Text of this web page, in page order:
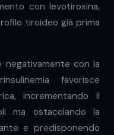
con levotiroxina,
tiroideo già prima
negativamente con la
favorisce
incrementando il
ma ostacolando la
e predisponendo